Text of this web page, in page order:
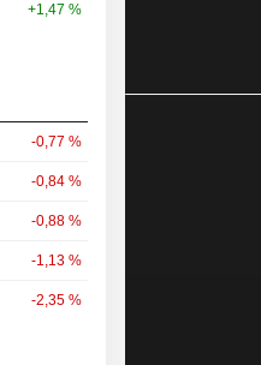
+1,47 %
-0,77 %
-0,84 %
-0,88 %
-1,13 %
-2,35 %